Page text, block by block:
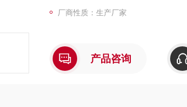
厂商性质：生产厂家
产品咨询